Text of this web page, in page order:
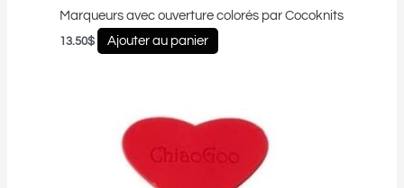
Marqueurs avec ouverture colorés par Cocoknits
13.50$ Ajouter au panier